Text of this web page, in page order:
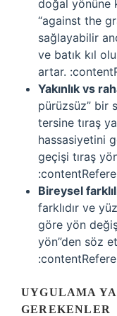
doğal yönüne
“against the
sağlayabilir
ve batık kıl
artar.
Yakınlık vs
pürüzsüz” bir
tersine tıraş
hassasiyetini
geçişi tıraş
Bireysel
farklıdır ve
göre yön
yön”den söz
UYGULAMA
GEREKENLER